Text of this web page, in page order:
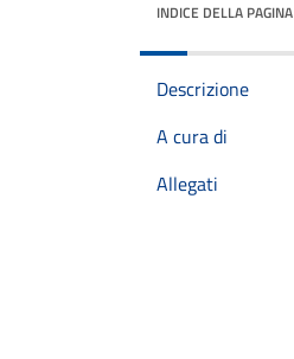
INDICE DELLA PAGINA
Descrizione
A cura di
Allegati